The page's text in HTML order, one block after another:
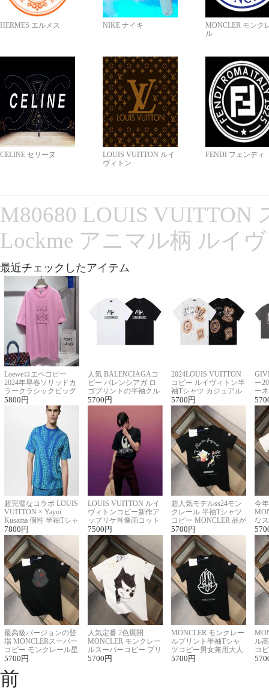
HERMES エルメス NIKE ナイキ
MONCLER モンク
ル
CELINE セリーヌ
LOUIS VUITTON ルイ
ヴィトン
FENDI フェンディ
M80680 LOUIS VUITTON
Lockme アニマル柄 ルイ
最近チェックしたアイテム
Loeweロエベコピー
2024年早春ソリッドカ
ラークラシックビッグ
ロゴ刺繍Tシャツ
5800 円
人気 BALENCIAGAコ
ピー バレンシアガ ロ
ゴプリントの半袖クル
ーネックTシャツ
5700 円
2024LOUIS VUITTON
コピー ルイヴィトン半
袖Tシャツ カジュアル
に馴染む 2色展開
5700 円
ー
ー
ー
超完璧なコラボ LOUIS
VUITTON × Yayoi
Kusama 個性 半袖Tシャ
ツコピー男女兼用
7800 円
LOUIS VUITTON ルイ
ヴィトンコピー新作ア
ップリケ肖像画コット
ンニット半袖Tシャツ
7500 円
超人気モデルss24モン
クレール 半袖Tシャツ
コピー MONCLER 品が
良く見た目
5700 円
今
な
ル
最高級バージョンの登
場 MONCLERスーパー
コピー モンクレール星
座半袖Tシャツ
5700 円
人気定番 2色展開
MONCLER モンクレー
ルスーパーコピー プリ
ント半袖Tシャツ
5700 円
MONCLER モンクレー
ルプリント半袖Tシャ
ツコピー男女兼用大人
可愛い春夏コーデ
5700 円
ル
コ
ィ
前